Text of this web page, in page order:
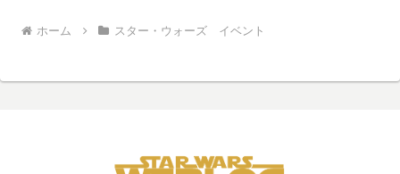
ホーム スター・ウォーズ イベント